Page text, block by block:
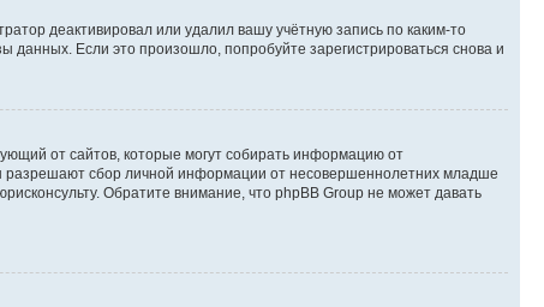
деактивировал или удалил вашу учётную запись по каким-то
Если это произошло, попробуйте зарегистрироваться снова и
от сайтов, которые могут собирать информацию от
разрешают сбор личной информации от несовершеннолетних младше
Обратите внимание, что phpBB Group не может давать